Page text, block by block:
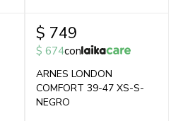
$ 749
$ 674con
ARNES LONDON
COMFORT 39-47 XS-S-
NEGRO